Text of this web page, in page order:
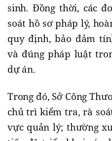
sinh. Đồng thời, các
soát hồ sơ pháp lý,
quy định, bảo đảm
và đúng pháp luật
dự án.
Trong đó, Sở Công
chủ trì kiểm tra, rà
vực quản lý; thường